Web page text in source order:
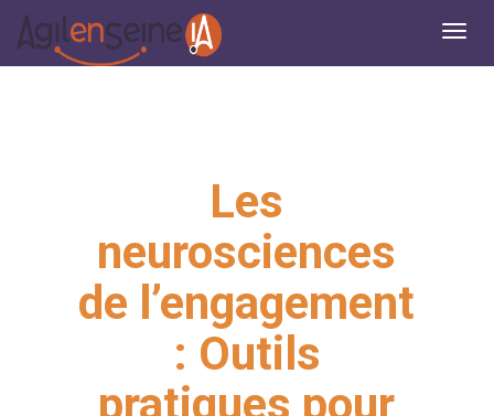
Les
neurosciences
de l’engagement
: Outils
pratiques pour